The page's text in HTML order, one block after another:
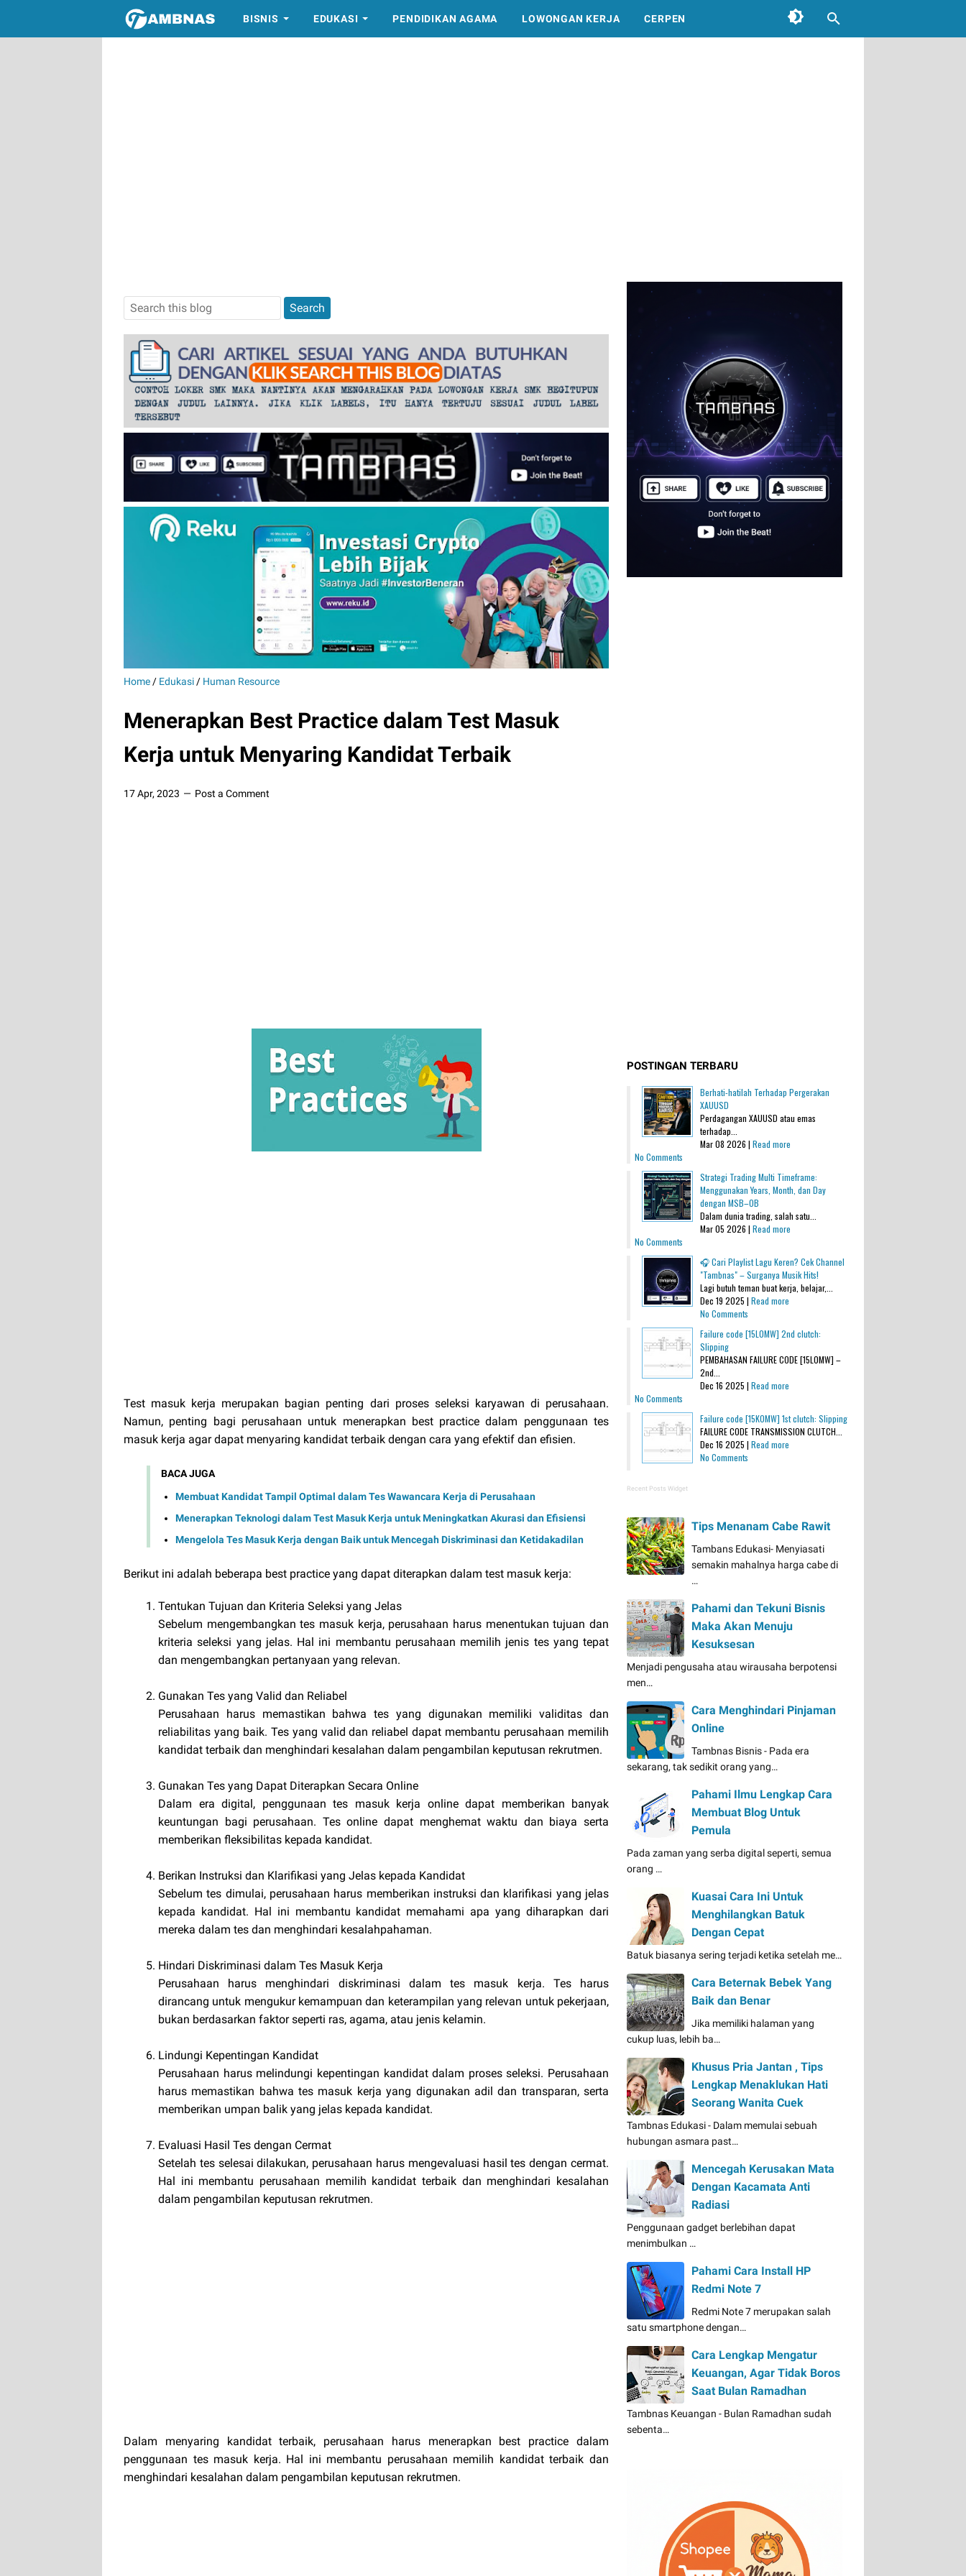
BISNIS EDUKASI PENDIDIKAN AGAMA LOWONGAN KERJA CERPEN
Home / Edukasi / Human Resource
Menerapkan Best Practice dalam Test Masuk
Kerja untuk Menyaring Kandidat Terbaik
17 Apr, 2023 Post a Comment
Test masuk kerja merupakan bagian penting dari proses seleksi karyawan di perusahaan.
Namun, penting bagi perusahaan untuk menerapkan best practice dalam penggunaan tes
masuk kerja agar dapat menyaring kandidat terbaik dengan cara yang efektif dan efisien.
BACA JUGA
Membuat Kandidat Tampil Optimal dalam Tes Wawancara Kerja di Perusahaan
Menerapkan Teknologi dalam Test Masuk Kerja untuk Meningkatkan Akurasi dan Efisiensi
Mengelola Tes Masuk Kerja dengan Baik untuk Mencegah Diskriminasi dan Ketidakadilan
Berikut ini adalah beberapa best practice yang dapat diterapkan dalam test masuk kerja:
Tentukan Tujuan dan Kriteria Seleksi yang Jelas
Sebelum mengembangkan tes masuk kerja, perusahaan harus menentukan tujuan dan
kriteria seleksi yang jelas. Hal ini membantu perusahaan memilih jenis tes yang tepat
dan mengembangkan pertanyaan yang relevan.
Gunakan Tes yang Valid dan Reliabel
Perusahaan harus memastikan bahwa tes yang digunakan memiliki validitas dan
reliabilitas yang baik. Tes yang valid dan reliabel dapat membantu perusahaan memilih
kandidat terbaik dan menghindari kesalahan dalam pengambilan keputusan rekrutmen.
Gunakan Tes yang Dapat Diterapkan Secara Online
Dalam era digital, penggunaan tes masuk kerja online dapat memberikan banyak
keuntungan bagi perusahaan. Tes online dapat menghemat waktu dan biaya serta
memberikan fleksibilitas kepada kandidat.
Berikan Instruksi dan Klarifikasi yang Jelas kepada Kandidat
Sebelum tes dimulai, perusahaan harus memberikan instruksi dan klarifikasi yang jelas
kepada kandidat. Hal ini membantu kandidat memahami apa yang diharapkan dari
mereka dalam tes dan menghindari kesalahpahaman.
Hindari Diskriminasi dalam Tes Masuk Kerja
Perusahaan harus menghindari diskriminasi dalam tes masuk kerja. Tes harus
dirancang untuk mengukur kemampuan dan keterampilan yang relevan untuk pekerjaan,
bukan berdasarkan faktor seperti ras, agama, atau jenis kelamin.
Lindungi Kepentingan Kandidat
Perusahaan harus melindungi kepentingan kandidat dalam proses seleksi. Perusahaan
harus memastikan bahwa tes masuk kerja yang digunakan adil dan transparan, serta
memberikan umpan balik yang jelas kepada kandidat.
Evaluasi Hasil Tes dengan Cermat
Setelah tes selesai dilakukan, perusahaan harus mengevaluasi hasil tes dengan cermat.
Hal ini membantu perusahaan memilih kandidat terbaik dan menghindari kesalahan
dalam pengambilan keputusan rekrutmen.
Dalam menyaring kandidat terbaik, perusahaan harus menerapkan best practice dalam
penggunaan tes masuk kerja. Hal ini membantu perusahaan memilih kandidat terbaik dan
menghindari kesalahan dalam pengambilan keputusan rekrutmen.
POSTINGAN TERBARU
Berhati-hatilah Terhadap Pergerakan
XAUUSD
Perdagangan XAUUSD atau emas
terhadap...
Mar 08 2026 | Read more
No Comments
Strategi Trading Multi Timeframe:
Menggunakan Years, Month, dan Day
dengan MSB–OB
Dalam dunia trading, salah satu...
Mar 05 2026 | Read more
No Comments
🎧 Cari Playlist Lagu Keren? Cek Channel
"Tambnas" – Surganya Musik Hits!
Lagi butuh teman buat kerja, belajar,...
Dec 19 2025 | Read more
No Comments
Failure code [15L0MW] 2nd clutch:
Slipping
PEMBAHASAN FAILURE CODE [15L0MW] –
2nd...
Dec 16 2025 | Read more
No Comments
Failure code [15K0MW] 1st clutch: Slipping
FAILURE CODE TRANSMISSION CLUTCH...
Dec 16 2025 | Read more
No Comments
Recent Posts Widget
Tips Menanam Cabe Rawit
Tambans Edukasi- Menyiasati
semakin mahalnya harga cabe di
…
Pahami dan Tekuni Bisnis
Maka Akan Menuju
Kesuksesan
Menjadi pengusaha atau wirausaha berpotensi
men…
Cara Menghindari Pinjaman
Online
Tambnas Bisnis - Pada era
sekarang, tak sedikit orang yang…
Pahami Ilmu Lengkap Cara
Membuat Blog Untuk
Pemula
Pada zaman yang serba digital seperti, semua
orang …
Kuasai Cara Ini Untuk
Menghilangkan Batuk
Dengan Cepat
Batuk biasanya sering terjadi ketika setelah me…
Cara Beternak Bebek Yang
Baik dan Benar
Jika memiliki halaman yang
cukup luas, lebih ba…
Khusus Pria Jantan , Tips
Lengkap Menaklukan Hati
Seorang Wanita Cuek
Tambnas Edukasi - Dalam memulai sebuah
hubungan asmara past…
Mencegah Kerusakan Mata
Dengan Kacamata Anti
Radiasi
Penggunaan gadget berlebihan dapat
menimbulkan …
Pahami Cara Install HP
Redmi Note 7
Redmi Note 7 merupakan salah
satu smartphone dengan…
Cara Lengkap Mengatur
Keuangan, Agar Tidak Boros
Saat Bulan Ramadhan
Tambnas Keuangan - Bulan Ramadhan sudah
sebenta…